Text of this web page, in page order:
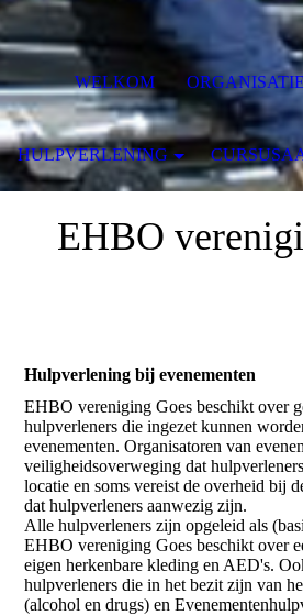
EHBO
Hulpverlening bij evenementen
EHBO vereniging Goes beschikt over
hulpverleners die ingezet kunnen
evenementen. Organisatoren van
veiligheidsoverweging dat
locatie en soms vereist de overheid bij
dat hulpverleners aanwezig zijn.
Alle hulpverleners zijn opgeleid als
EHBO vereniging Goes beschikt over
eigen herkenbare kleding en AED's.
hulpverleners die in het bezit zijn van
(alcohol en drugs) en
WELKOM
HULPVERLENING